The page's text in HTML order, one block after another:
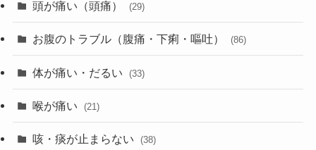
頭が痛い（頭痛） (29)
お腹のトラブル（腹痛・下痢・嘔吐） (86)
体が痛い・だるい (33)
喉が痛い (21)
咳・痰が止まらない (38)